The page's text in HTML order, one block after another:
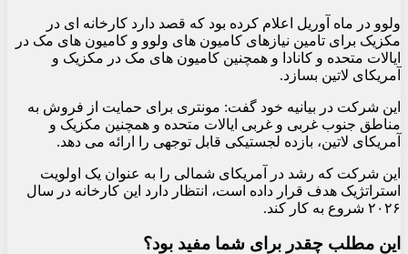
ولوو در ماه آوریل اعلام کرده بود که قصد دارد کارخانه ای در
مکزیک برای تامین نیازهای کامیون های ولوو و کامیون های مک در
ایالات متحده و کانادا و همچنین کامیون های مک در مکزیک و
آمریکای لاتین بسازد.
این شرکت در بیانیه خود گفت: مونتری برای حمایت از فروش به
مناطق جنوب غربی و غربی ایالات متحده و همچنین مکزیک و
آمریکای لاتین، بازده لجستیکی قابل توجهی را ارائه می دهد.
این شرکت که رشد در آمریکای شمالی را به عنوان یک اولویت
استراتژیک هدف قرار داده است، انتظار دارد این کارخانه در سال
۲۰۲۶ شروع به کار کند.
این مطلب چقدر برای شما مفید بود؟